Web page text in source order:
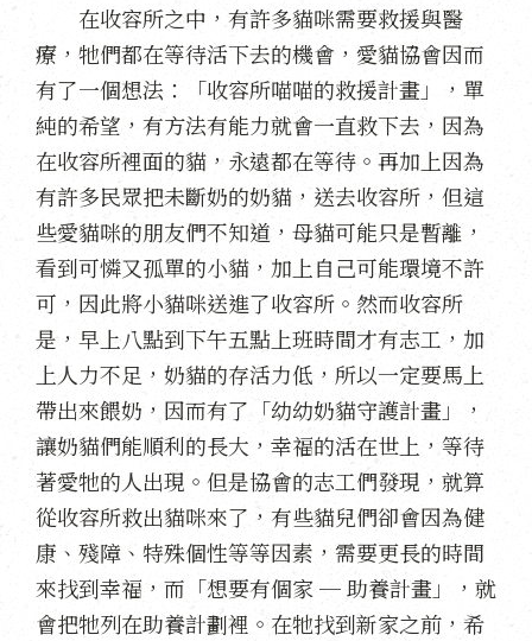
在收容所之中，有許多貓咪需要救援與醫
療，牠們都在等待活下去的機會，愛貓協會因而
有了一個想法：「收容所喵喵的救援計畫」，單
純的希望，有方法有能力就會一直救下去，因為
在收容所裡面的貓，永遠都在等待。再加上因為
有許多民眾把未斷奶的奶貓，送去收容所，但這
些愛貓咪的朋友們不知道，母貓可能只是暫離，
看到可憐又孤單的小貓，加上自己可能環境不許
可，因此將小貓咪送進了收容所。然而收容所
是，早上八點到下午五點上班時間才有志工，加
上人力不足，奶貓的存活力低，所以一定要馬上
帶出來餵奶，因而有了「幼幼奶貓守護計畫」，
讓奶貓們能順利的長大，幸福的活在世上，等待
著愛牠的人出現。但是協會的志工們發現，就算
從收容所救出貓咪來了，有些貓兒們卻會因為健
康、殘障、特殊個性等等因素，需要更長的時間
來找到幸福，而「想要有個家 ─ 助養計畫」，就
會把牠列在助養計劃裡。在牠找到新家之前，希